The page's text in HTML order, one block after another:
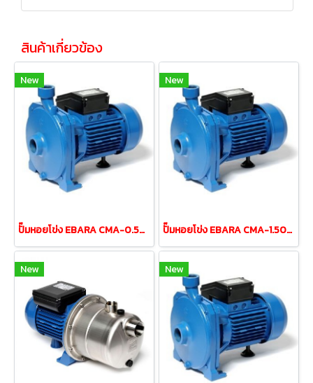
สินค้าเกี่ยวข้อง
New
ปั๊มหอยโข่ง EBARA CMA-0.50M 0.5HP 220V (2สาย)
New
ปั๊มหอยโข่ง EBARA CMA-1.50M 1.5HP 220V (2สาย)
New New